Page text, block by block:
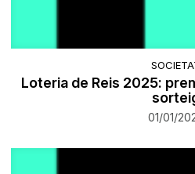
Loteria de Reis 2025:
01/01/